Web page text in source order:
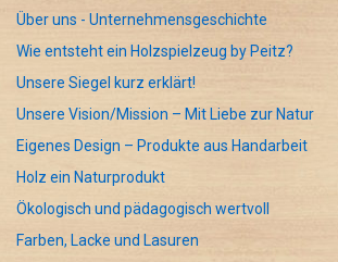
Über uns - Unternehmensgeschichte
Wie entsteht ein Holzspielzeug by Peitz?
Unsere Siegel kurz erklärt!
Unsere Vision/Mission – Mit Liebe zur Natur
Eigenes Design – Produkte aus Handarbeit
Holz ein Naturprodukt
Ökologisch und pädagogisch wertvoll
Farben, Lacke und Lasuren